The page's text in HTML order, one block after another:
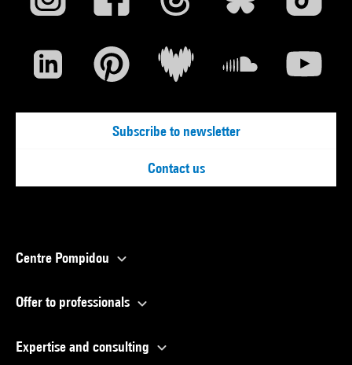
Subscribe to newsletter
Contact us
Centre Pompidou
Offer to professionals
Expertise and consulting